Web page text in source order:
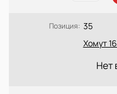
Позиция: 35
Хомут
Нет